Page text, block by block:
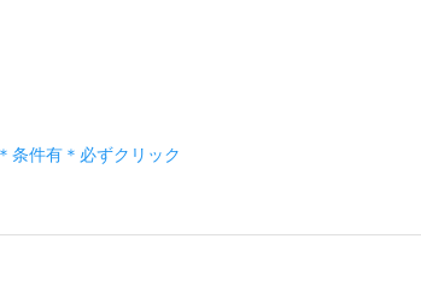
条件有＊必ずクリック